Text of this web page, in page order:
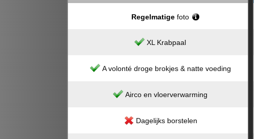
Regelmatige foto
XL Krabpaal
A volonté droge brokjes & natte voeding
Airco en vloerverwarming
Dagelijks borstelen